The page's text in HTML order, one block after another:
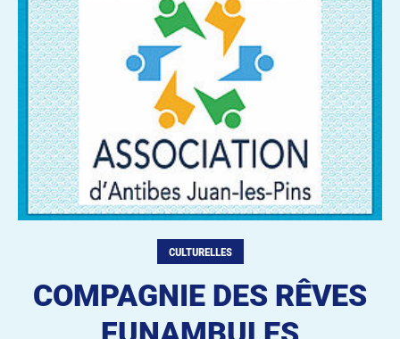
CULTURELLES
COMPAGNIE DES RÊVES